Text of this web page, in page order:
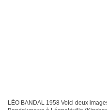
LÉO BANDAL 1958 Voici deux